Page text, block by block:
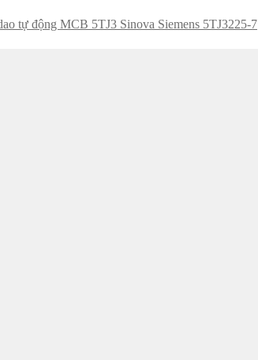
tự động MCB 5TJ3 Sinova Siemens 5TJ3225-7